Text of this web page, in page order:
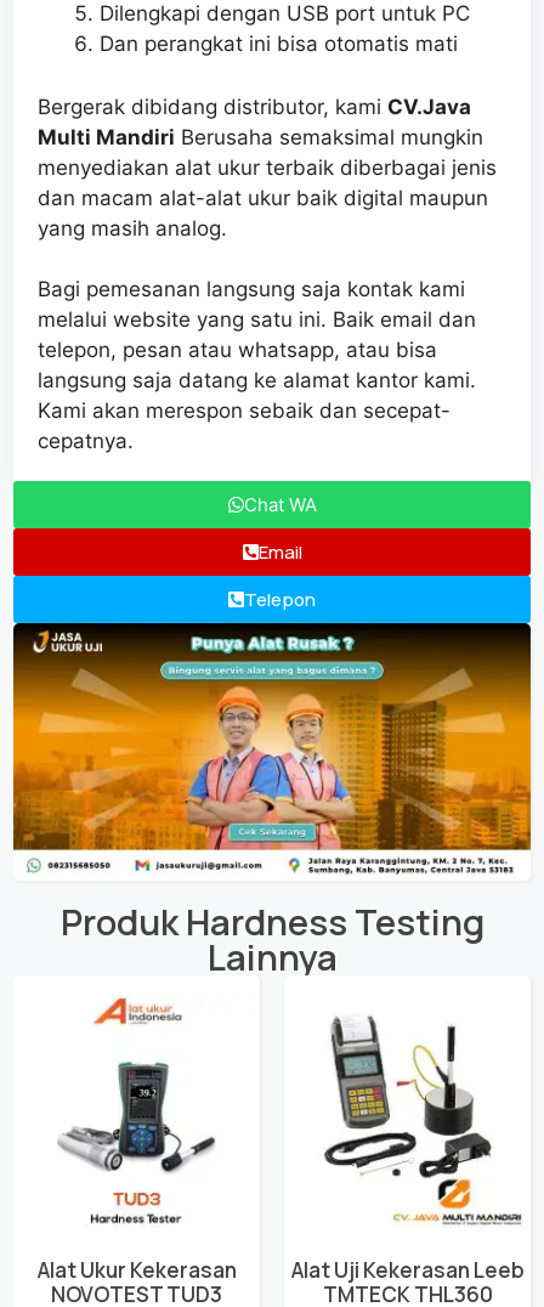
Dilengkapi dengan USB port untuk PC
Dan perangkat ini bisa otomatis mati
Bergerak dibidang distributor, kami CV.Java
Multi Mandiri Berusaha semaksimal mungkin
menyediakan alat ukur terbaik diberbagai jenis
dan macam alat-alat ukur baik digital maupun
yang masih analog.
Bagi pemesanan langsung saja kontak kami
melalui website yang satu ini. Baik email dan
telepon, pesan atau whatsapp, atau bisa
langsung saja datang ke alamat kantor kami.
Kami akan merespon sebaik dan secepat-
cepatnya.
Chat WA
Email
Telepon
ProdukHardness Testing
Lainnya
Alat Ukur Kekerasan
NOVOTEST TUD3
Alat Uji Kekerasan Leeb
TMTECK THL360